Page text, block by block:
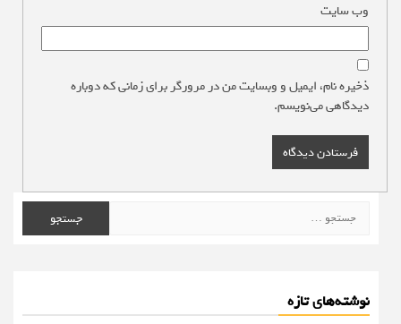
وب‌ سایت
ذخیره نام، ایمیل و وبسایت من در مرورگر برای زمانی که دوباره
دیدگاهی می‌نویسم.
برای:
نوشته‌های تازه